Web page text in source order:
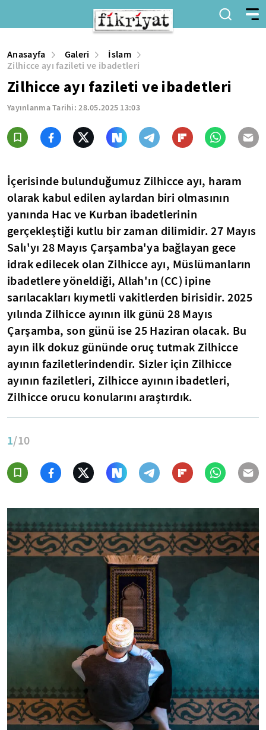
Anasayfa Galeri
İslam
Zilhicce ayı fazileti ve ibadetleri
Zilhicce ayı fazileti ve ibadetleri
Yayınlanma Tarihi:28.05.2025 13:03
İçerisinde bulunduğumuz Zilhicce ayı, haram
olarak kabul edilen aylardan biri olmasının
yanında Hac ve Kurban ibadetlerinin
gerçekleştiği kutlu bir zaman dilimidir.27 Mayıs
Salı'yı 28 Mayıs Çarşamba'ya bağlayan gece
idrak edilecek olan Zilhicce ayı, Müslümanların
ibadetlere yöneldiği, Allah'ın (CC) ipine
sarılacakları kıymetli vakitlerden birisidir. 2025
yılında Zilhicce ayının ilk günü 28 Mayıs
Çarşamba, son günü ise 25 Haziran olacak. Bu
ayın ilk dokuz gününde oruç tutmak Zilhicce
ayının faziletlerindendir. Sizler için Zilhicce
ayının faziletleri, Zilhicce ayının ibadetleri,
Zilhicce orucu konularını araştırdık.
1/10